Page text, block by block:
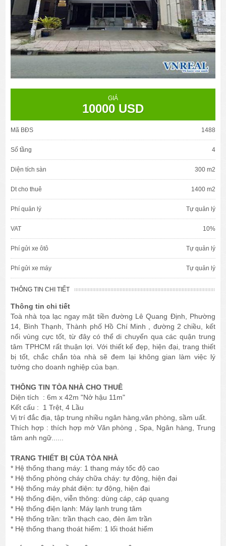
GIÁ
10000 USD
Mã BĐS 1488
Số tầng 4
Diện tích sàn 300 m2
Dt cho thuê 1400 m2
Phí quản lý Tự quản lý
VAT 10%
Phí gửi xe ôtô Tự quản lý
Phí gửi xe máy Tự quản lý
THÔNG TIN CHI TIẾT
Thông tin chi tiết
Toà nhà tọa lạc ngay mặt tiền đường Lê Quang Định, Phường
14, Bình Thạnh, Thành phố Hồ Chí Minh , đường 2 chiều, kết
nối vùng cực tốt, từ đây có thể di chuyển qua các quận trung
tâm TPHCM rất thuận lợi. Với thiết kế đẹp, hiện đại, trang thiết
bị tốt, chắc chắn tòa nhà sẽ đem lại không gian làm việc lý
tưởng cho doanh nghiệp của bạn.
THÔNG TIN TÒA NHÀ CHO THUÊ
Diện tích : 6m x 42m "Nở hậu 11m"
Kết cấu : 1 Trệt, 4 Lầu
Vị trí đắc địa, tập trung nhiều ngân hàng,văn phòng, sầm uất.
Thích hợp : thích hợp mở Văn phòng , Spa, Ngân hàng, Trung
tâm anh ngữ......
TRANG THIẾT BỊ CỦA TÒA NHÀ
* Hệ thống thang máy: 1 thang máy tốc độ cao
* Hệ thống phòng cháy chữa cháy: tự động, hiện đại
* Hệ thống máy phát điện: tự động, hiện đại
* Hệ thống điện, viễn thông: dùng cáp, cáp quang
* Hệ thống điện lạnh: Máy lạnh trung tâm
* Hệ thống trần: trần thạch cao, đèn âm trần
* Hệ thống thang thoát hiểm: 1 lối thoát hiểm